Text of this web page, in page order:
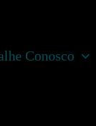
Conosco